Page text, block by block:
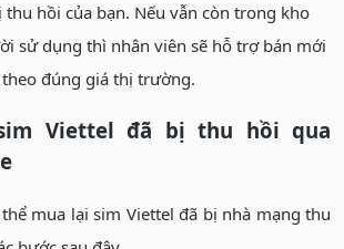
hồi của bạn. Nếu vẫn còn trong kho
sử dụng thì nhân viên sẽ hỗ trợ bán mới
đúng giá thị trường.
Viettel đã bị thu hồi qua
mua lại sim Viettel đã bị nhà mạng thu